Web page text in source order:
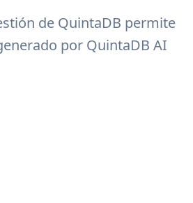
de QuintaDB permite
por QuintaDB AI